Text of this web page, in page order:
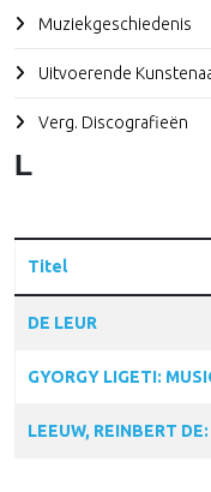
Muziekgeschiedenis
Uitvoerende
Verg. Discografieën
L
Titel
DE LEUR
GYORGY LIGETI:
LEEUW, REINBERT